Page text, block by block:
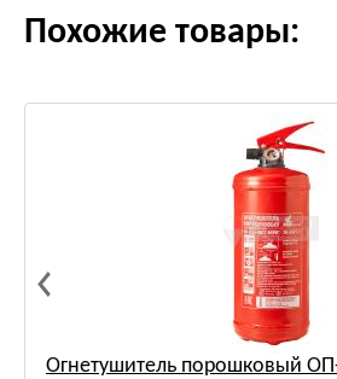
Похожие товары:
Огнетушитель порошковый